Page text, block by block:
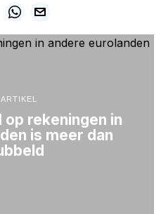
rekeningen in
is meer dan